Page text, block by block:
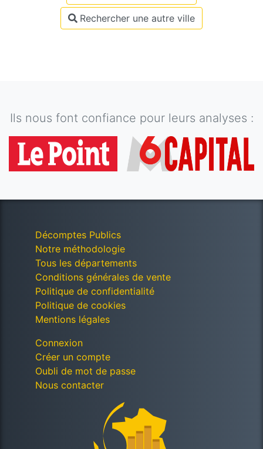
Rechercher une autre ville
Ils nous font confiance pour leurs analyses :
Décomptes Publics
Notre méthodologie
Tous les départements
Conditions générales de vente
Politique de confidentialité
Politique de cookies
Mentions légales
Connexion
Créer un compte
Oubli de mot de passe
Nous contacter